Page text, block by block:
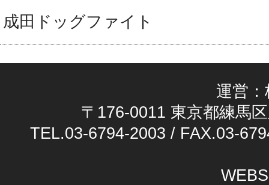
成田ドッグファイト
運営
〒176-0011 東京都練馬
TEL.03-6794-2003 / FAX.03-